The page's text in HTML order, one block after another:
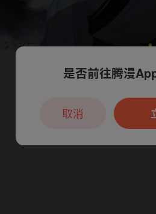
下一话 腾
本章节仅支持App阅读
户7天免费
是否前往腾漫
取消